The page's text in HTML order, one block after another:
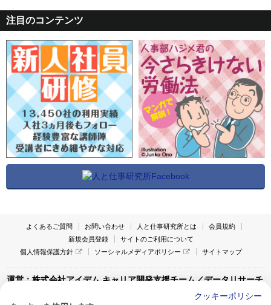
注目のコンテンツ
よくあるご質問 お問い合わせ 人と仕事研究所とは
会員規約
新規会員登録
サイトのご利用について
個人情報保護方針
ソーシャルメディアポリシー サイトマップ
運営：株式会社アイデム キャリア開発支援チーム／データリサーチ
クッキーポリシー